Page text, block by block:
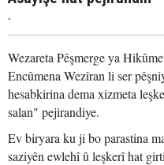
.
Wezareta Pêşmerge ya
Encûmena Wezîran li ser
hesabkirina dema xizmeta
salan" pejirandiye.
Ev biryara ku ji bo parastina
saziyên ewlehî û leşkerî hat